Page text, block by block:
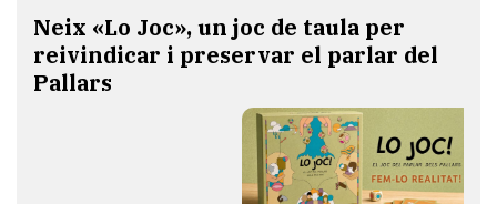
​Neix «Lo Joc», un joc de taula per
reivindicar i preservar el parlar del
Pallars